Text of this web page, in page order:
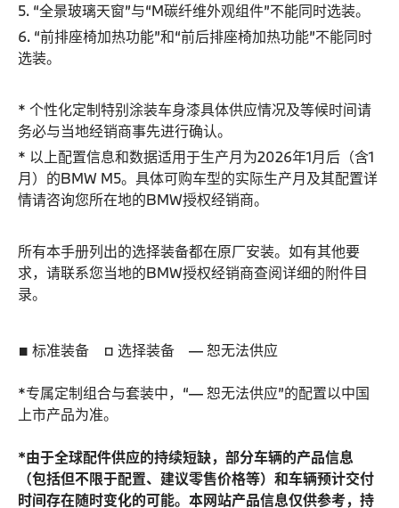
5. “全景玻璃天窗”与“M碳纤维外观组件”不能同时选装。
6. “前排座椅加热功能”和“前后排座椅加热功能”不能同时
选装。
* 个性化定制特别涂装车身漆具体供应情况及等候时间请
务必与当地经销商事先进行确认。
* 以上配置信息和数据适用于生产月为2026年1月后（含1
月）的BMW M5。具体可购车型的实际生产月及其配置详
情请咨询您所在地的BMW授权经销商。
所有本手册列出的选择装备都在原厂安装。如有其他要
求，请联系您当地的BMW授权经销商查阅详细的附件目
录。
■ 标准装备 □ 选择装备 — 恕无法供应
*专属定制组合与套装中，“— 恕无法供应”的配置以中国
上市产品为准。
*由于全球配件供应的持续短缺，部分车辆的产品信息
（包括但不限于配置、建议零售价格等）和车辆预计交付
时间存在随时变化的可能。本网站产品信息仅供参考，持